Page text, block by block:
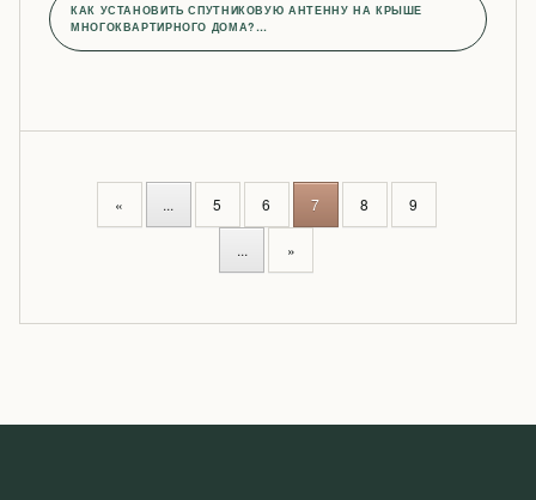
КАК УСТАНОВИТЬ СПУТНИКОВУЮ АНТЕННУ НА КРЫШЕ
МНОГОКВАРТИРНОГО ДОМА?…
N
« ... 5 6 7 8 9
... »